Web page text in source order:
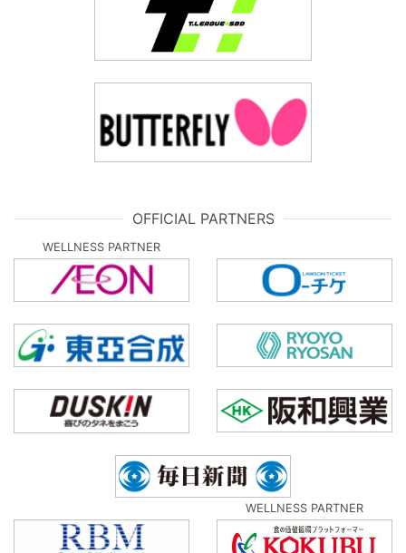
OFFICIAL PARTNERS
WELLNESS PARTNER
WELLNESS PARTNER